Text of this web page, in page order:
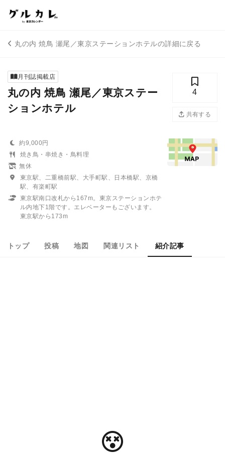
丸の内 焼鳥 瀬尾／東京ステーションホテルの詳細に戻る
月刊誌掲載店
丸の内 焼鳥 瀬尾／東京ステー
ションホテル
4
共有する
約9,000円
焼き鳥・串焼き・鳥料理
無休
東京駅、二重橋前駅、大手町駅、日本橋駅、京橋
駅、有楽町駅
東京駅南口改札から167m。東京ステーションホテ
ル内地下1階です。エレベーターもございます。
東京駅から173m
トップ 投稿 地図 関連リスト 紹介記事